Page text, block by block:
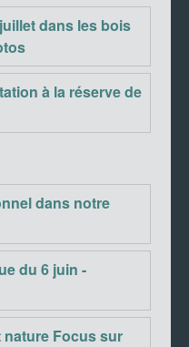
dans les bois
à la réserve de
dans notre
du 6 juin -
Focus sur